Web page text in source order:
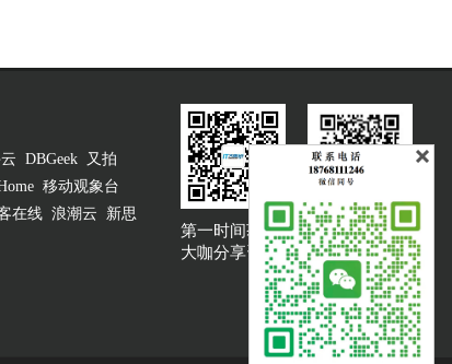
DBGeek
又拍
移动观象台
在线 浪潮云
新思
第一时间获取
大咖分享资讯
大咖说吐槽客服